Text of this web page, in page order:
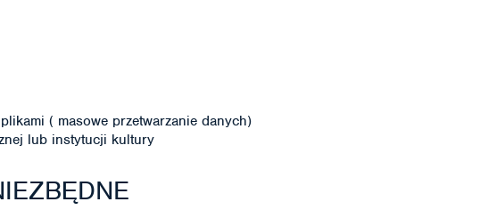
( masowe przetwarzanie danych)
lub instytucji kultury